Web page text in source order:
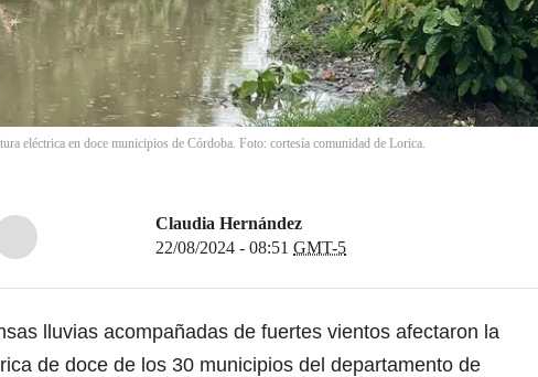
eléctrica en doce municipios de Córdoba. Foto: cortesía comunidad de Lorica.
Claudia Hernández
22/08/2024 - 08:51 GMT-5
lluvias acompañadas de fuertes vientos afectaron la
de doce de los 30 municipios del departamento de